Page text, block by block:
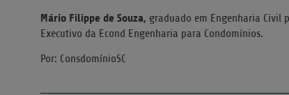
Mário Filippe de Souza, graduado em Engenharia Civil
Executivo da Econd Engenharia para Condomínios.
Por: ConsdomínioSC